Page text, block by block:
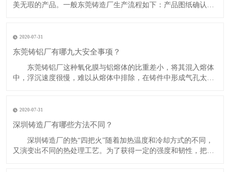
美无瑕的产品。一般东莞铸造厂生产流程如下：产品图纸确认修
*​表面处理工艺如下：(1) 喷砂，抛丸。(2) 喷油喷粉。(3
2020-07-31
​东莞铸铝厂有哪九大安全事项？
东莞铸铝厂这种氧化膜与铝熔体的比重差小，将其混入熔体
中，浮沉速度很慢，难以从熔体中排除，在铸件中形成气孔太夹
距坩埚底部60毫米以下的熔
2020-07-31
深圳铸造厂有哪些方法不同​？
深圳铸造厂的热“四把火”随着加热温度和冷却方式的不同，
又演变出不同的热处理工艺。为了获得一定的强度和韧性，把淬